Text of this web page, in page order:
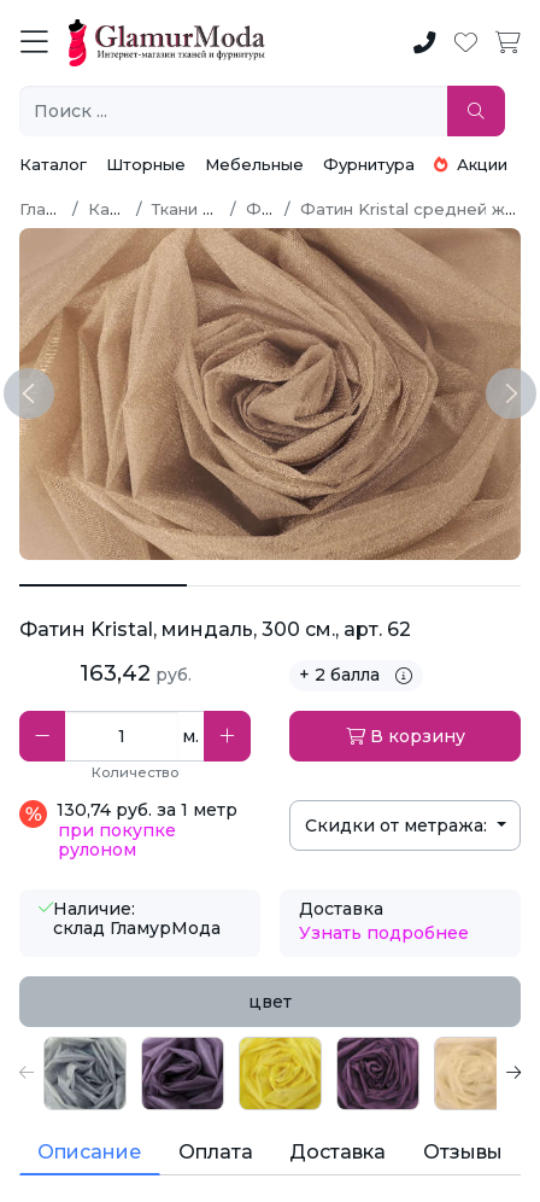
Каталог Шторные Мебельные Фурнитура Акции
Главная Каталог Ткани по типу Фатин Фатин Kristal средней жесткости 300 см
Previous
Фатин Kristal, миндаль, 300 см., арт. 62
163,42 руб. + 2 балла
м.
Количество
В корзину
130,74 руб. за 1 метр
при покупке
рулоном
Скидки от метража:
Наличие:
склад ГламурМода
Доставка
Узнать подробнее
цвет
Описание Оплата Доставка Отзывы